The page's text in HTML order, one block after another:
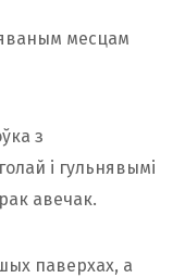
месцам
з
і гульнявымі
авечак.
паверхах, а